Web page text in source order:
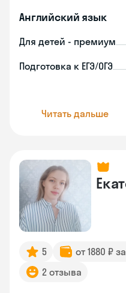
Английский язык
Для детей - премиум
Подготовка к ЕГЭ/ОГЭ
Читать дальше
5 от 1880 ₽
2 отзыва